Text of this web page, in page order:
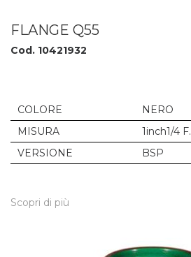
FLANGE Q55
Cod. 10421932
COLORE
NERO
MISURA
1inch1/4 F.
VERSIONE
BSP
Scopri di più